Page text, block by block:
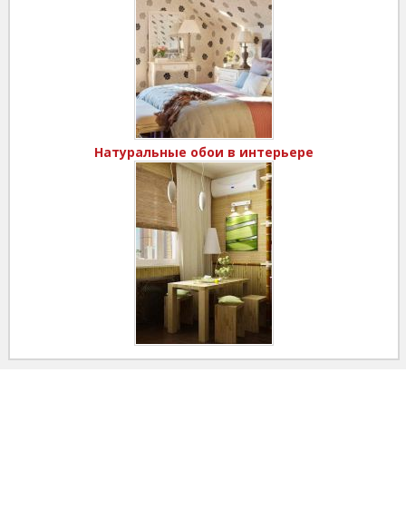
Натуральные обои в интерьере